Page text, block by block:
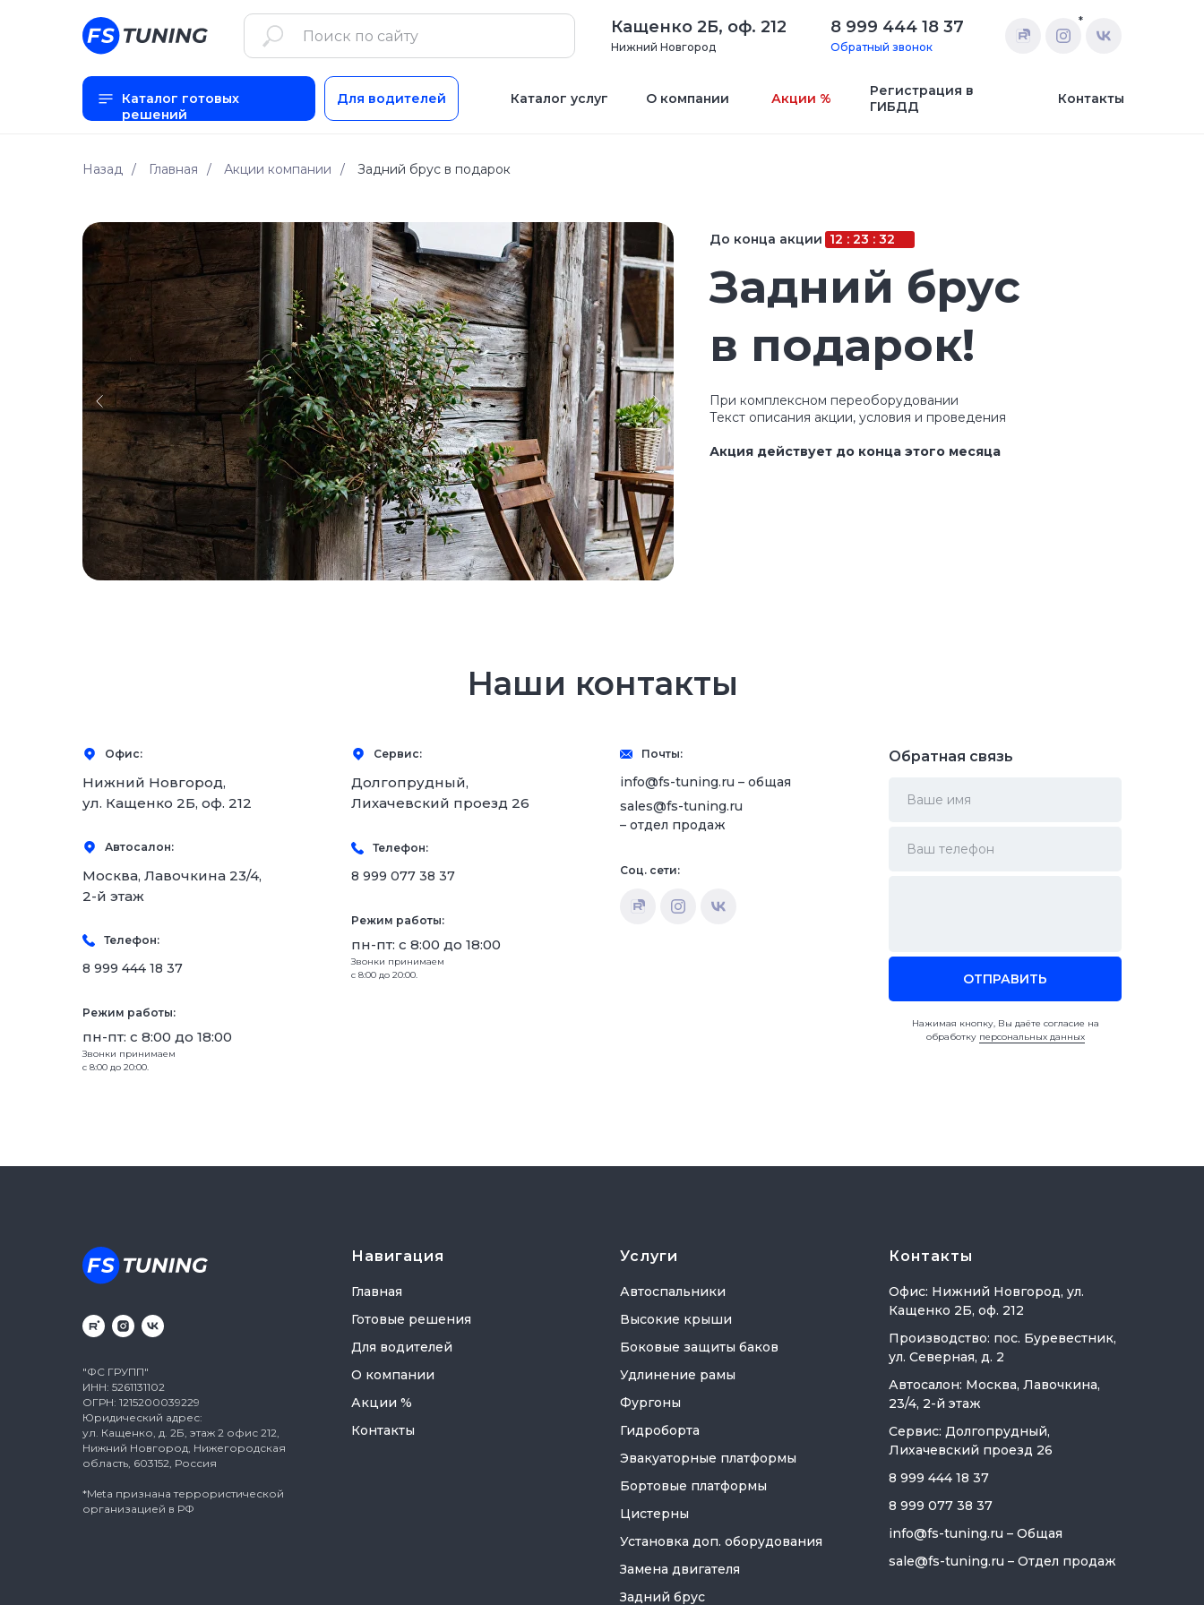
Кащенко 2Б, оф. 212
Нижний Новгород
*
8 999 444 18 37
Обратный звонок
Каталог готовых
решений
Для водителей Каталог услуг О компании Акции %
Регистрация в
ГИБДД
Контакты
Назад / Главная / Акции компании / Задний брус в подарок
При комплексном переоборудовании
Текст описания акции, условия и проведения
Акция действует до конца этого месяца
Задний брус
в подарок!
До конца акции 12 : 23 : 32
Наши контакты
Телефон:
8 999 444 18 37
Офис:
Нижний Новгород,
ул. Кащенко 2Б, оф. 212
Почты:
info@fs-tuning.ru – общая
sales@fs-tuning.ru
– отдел продаж
Телефон:
8 999 077 38 37 Соц. сети:
Режим работы:
Звонки принимаем
с 8:00 до 20:00.
пн-пт: с 8:00 до 18:00
Режим работы:
Звонки принимаем
с 8:00 до 20:00.
пн-пт: с 8:00 до 18:00
Обратная связь
ОТПРАВИТЬ
Нажимая кнопку, Вы даёте согласие на
обработку персональных данных
Автосалон:
Москва, Лавочкина 23/4,
2-й этаж
Сервис:
Долгопрудный,
Лихачевский проезд 26
"ФС ГРУПП"
ИНН: 5261131102
ОГРН: 1215200039229
Юридический адрес:
ул. Кащенко, д. 2Б, этаж 2 офис 212,
Нижний Новгород, Нижегородская
область, 603152, Россия
*Meta признана террористической
организацией в РФ
Навигация
Главная
Готовые решения
Для водителей
О компании
Акции %
Контакты
Услуги
Автоспальники
Высокие крыши
Боковые защиты баков
Удлинение рамы
Фургоны
Гидроборта
Эвакуаторные платформы
Бортовые платформы
Цистерны
Установка доп. оборудования
Замена двигателя
Задний брус
Контакты
Офис: Нижний Новгород, ул.
Кащенко 2Б, оф. 212
Производство: пос. Буревестник,
ул. Северная, д. 2
Автосалон: Москва, Лавочкина,
23/4, 2-й этаж
Сервис: Долгопрудный,
Лихачевский проезд 26
8 999 444 18 37
8 999 077 38 37
info@fs-tuning.ru – Общая
sale@fs-tuning.ru – Отдел продаж